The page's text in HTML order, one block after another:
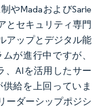
やMadaおよびSarie
とセキュリティ専門
アップとデジタル能
が進行中ですが、
、AIを活用したサー
給を上回っていま
ーダーシップポジシ